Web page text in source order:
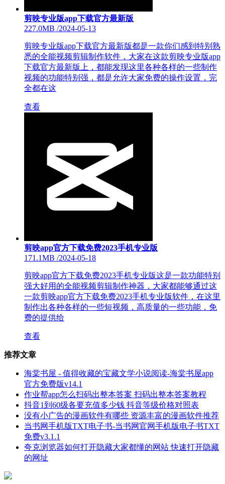
剪映专业版app下载官方最新版
227.0MB /2024-05-13
剪映专业版app下载官方最新版都是一款你们感到特别熟
悉的全能视频剪辑制作软件，大家在这款剪映专业版app
下载官方最新版上，都能发现这里各种各样的一些制作
视频的功能特别强，都是允许大家免费的操作设置，完
全都在这
查看
剪映app官方下载免费2023手机专业版
171.1MB /2024-05-18
剪映app官方下载免费2023手机专业版这是一款功能特别
强大好用的全能视频剪辑制作神器，大家都能够通过这
一款剪映app官方下载免费2023手机专业版软件，在这里
制作出各种各样的一些短视频，高质量的一些功能，免
费的提供给
查看
推荐文章
海棠书屋 - 值得收藏的宝藏文学小说阅读-海棠书屋app
官方免费版v14.1
作业帮app怎么扫码出整本答案 扫码出整本答案教程
抖音1到60级各要充值多少钱 抖音等级价格对照表
没有小广告的漫画软件有哪些 资源丰富的漫画软件推荐
当书网手机版TXT电子书-当书网官网手机版电子书TXT
免费v3.1.1
夸克浏览器如何打开隐藏大家都懂的网站 快速打开隐藏
的网址